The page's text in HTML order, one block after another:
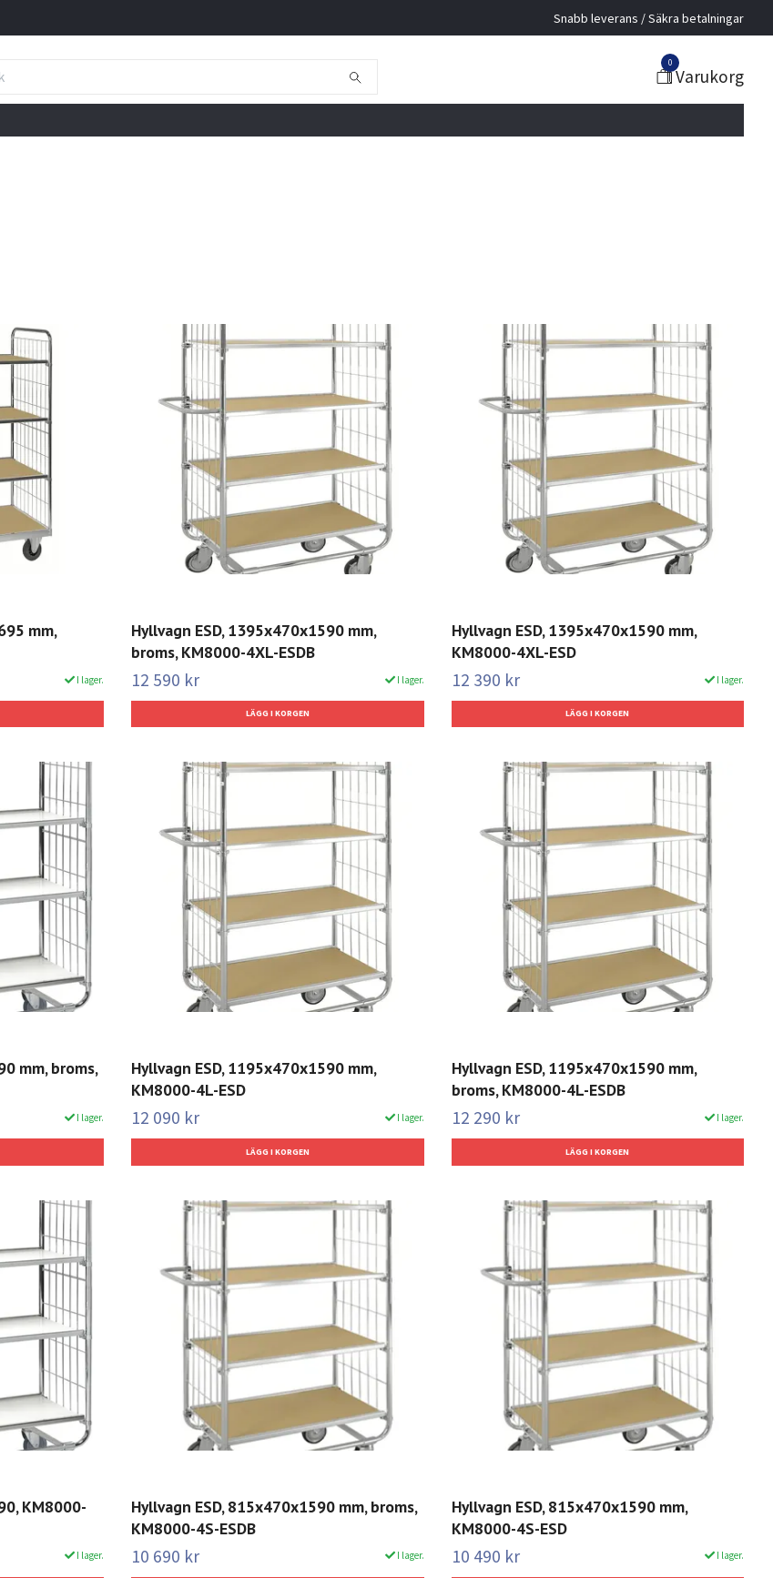
Snabb leverans / Säkra betalningar
0
Varukorg
mm,
I lager.
Hyllvagn ESD, 1395x470x1590 mm,
broms, KM8000-4XL-ESDB
12 590 kr I lager.
Hyllvagn ESD, 1395x470x1590 mm,
KM8000-4XL-ESD
12 390 kr I lager.
mm, broms,
I lager.
Hyllvagn ESD, 1195x470x1590 mm,
KM8000-4L-ESD
12 090 kr I lager.
Hyllvagn ESD, 1195x470x1590 mm,
broms, KM8000-4L-ESDB
12 290 kr I lager.
KM8000-
I lager.
Hyllvagn ESD, 815x470x1590 mm, broms,
KM8000-4S-ESDB
10 690 kr I lager.
Hyllvagn ESD, 815x470x1590 mm,
KM8000-4S-ESD
10 490 kr I lager.